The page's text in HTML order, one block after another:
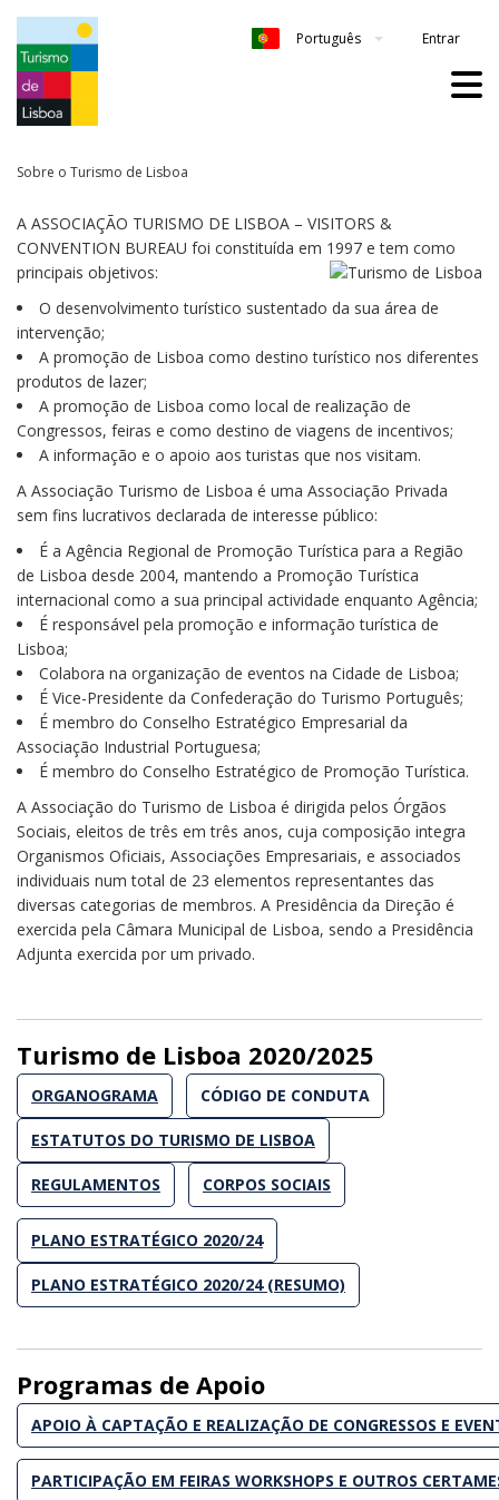
Português Entrar
Sobre o Turismo de Lisboa
A ASSOCIAÇÃO TURISMO DE LISBOA – VISITORS &
CONVENTION BUREAU foi constituída em 1997 e tem como
principais objetivos:
O desenvolvimento turístico sustentado da sua área de
intervenção;
A promoção de Lisboa como destino turístico nos diferentes
produtos de lazer;
A promoção de Lisboa como local de realização de
Congressos, feiras e como destino de viagens de incentivos;
A informação e o apoio aos turistas que nos visitam.
A Associação Turismo de Lisboa é uma Associação Privada
sem fins lucrativos declarada de interesse público:
É a Agência Regional de Promoção Turística para a Região
de Lisboa desde 2004, mantendo a Promoção Turística
internacional como a sua principal actividade enquanto Agência;
É responsável pela promoção e informação turística de
Lisboa;
Colabora na organização de eventos na Cidade de Lisboa;
É Vice-Presidente da Confederação do Turismo Português;
É membro do Conselho Estratégico Empresarial da
Associação Industrial Portuguesa;
É membro do Conselho Estratégico de Promoção Turística.
A Associação do Turismo de Lisboa é dirigida pelos Órgãos
Sociais, eleitos de três em três anos, cuja composição integra
Organismos Oficiais, Associações Empresariais, e associados
individuais num total de 23 elementos representantes das
diversas categorias de membros. A Presidência da Direção é
exercida pela Câmara Municipal de Lisboa, sendo a Presidência
Adjunta exercida por um privado.
Turismo de Lisboa 2020/2025
ORGANOGRAMA CÓDIGO DE CONDUTA
ESTATUTOS DO TURISMO DE LISBOA
REGULAMENTOS CORPOS SOCIAIS
PLANO ESTRATÉGICO 2020/24
PLANO ESTRATÉGICO 2020/24 (RESUMO)
Programas de Apoio
APOIO À CAPTAÇÃO E REALIZAÇÃO DE CONGRESSOS E
PARTICIPAÇÃO EM FEIRAS WORKSHOPS E OUTROS